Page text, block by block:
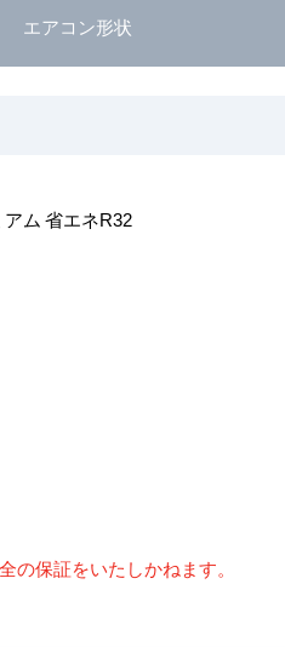
エアコン形状
ム 省エネR32
保証をいたしかねます。